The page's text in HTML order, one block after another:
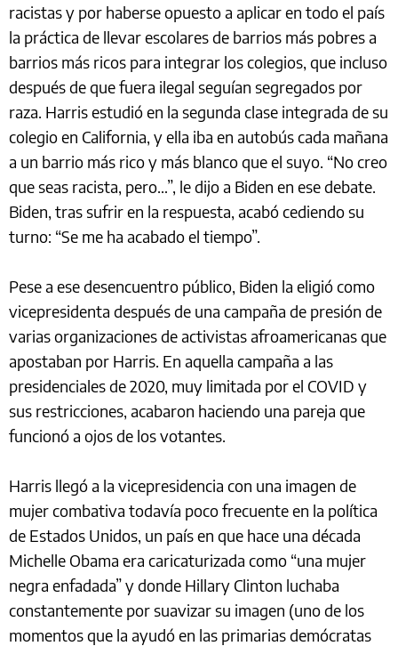
racistas y por haberse opuesto a aplicar en todo el país
la práctica de llevar escolares de barrios más pobres a
barrios más ricos para integrar los colegios, que incluso
después de que fuera ilegal seguían segregados por
raza. Harris estudió en la segunda clase integrada de su
colegio en California, y ella iba en autobús cada mañana
a un barrio más rico y más blanco que el suyo. “No creo
que seas racista, pero…”, le dijo a Biden en ese debate.
Biden, tras sufrir en la respuesta, acabó cediendo su
turno: “Se me ha acabado el tiempo”.
Pese a ese desencuentro público, Biden la eligió como
vicepresidenta después de una campaña de presión de
varias organizaciones de activistas afroamericanas que
apostaban por Harris. En aquella campaña a las
presidenciales de 2020, muy limitada por el COVID y
sus restricciones, acabaron haciendo una pareja que
funcionó a ojos de los votantes.
Harris llegó a la vicepresidencia con una imagen de
mujer combativa todavía poco frecuente en la política
de Estados Unidos, un país en que hace una década
Michelle Obama era caricaturizada como “una mujer
negra enfadada” y donde Hillary Clinton luchaba
constantemente por suavizar su imagen (uno de los
momentos que la ayudó en las primarias demócratas